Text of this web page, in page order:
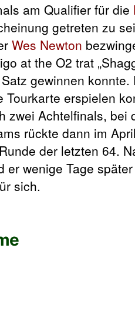
am Qualifier für die
getreten zu
Wes Newton
at the O2 trat
gewinnen konnte.
erspielen
zwei Achtelfinals, bei
rückte dann im
der letzten 64.
er wenige Tage
sich.